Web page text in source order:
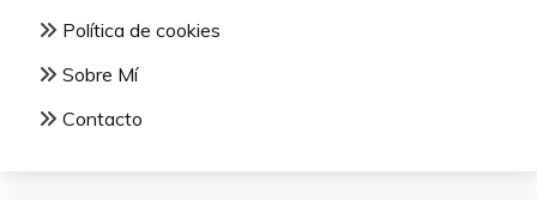
Política de cookies
Sobre Mí
Contacto